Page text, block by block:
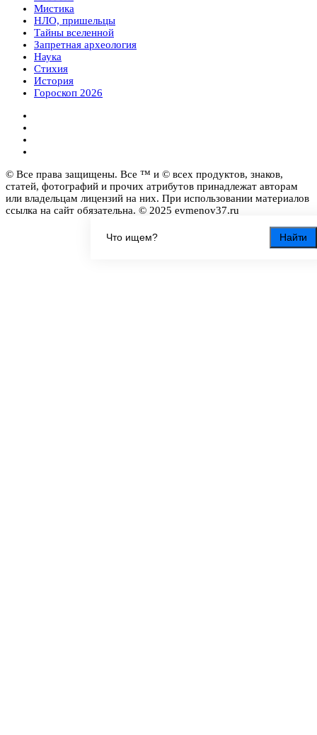
Найти
Мистика
НЛО, пришельцы
Тайны вселенной
Запретная археология
Наука
Стихия
История
Гороскоп 2026
© Все права защищены. Все ™ и © всех продуктов, знаков,
статей, фотографий и прочих атрибутов принадлежат авторам
или владельцам лицензий на них. При использовании материалов
ссылка на сайт обязательна. © 2025 evmenov37.ru